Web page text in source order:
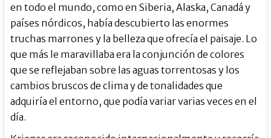
en todo el mundo, como en Siberia, Alaska, Canadá y
países nórdicos, había descubierto las enormes
truchas marrones y la belleza que ofrecía el paisaje. Lo
que más le maravillaba era la conjunción de colores
que se reflejaban sobre las aguas torrentosas y los
cambios bruscos de clima y de tonalidades que
adquiría el entorno, que podía variar varias veces en el
día.